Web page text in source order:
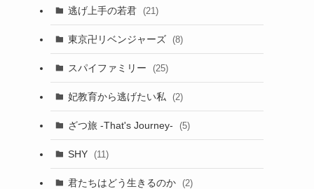
逃げ上手の若君 (21)
東京卍リベンジャーズ (8)
スパイファミリー (25)
妃教育から逃げたい私 (2)
ざつ旅 -That's Journey- (5)
SHY (11)
君たちはどう生きるのか (2)